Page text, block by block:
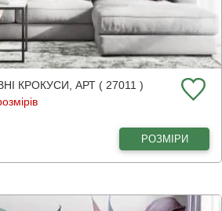
КРОКУСИ, АРТ ( 27011 )
РОЗМІРИ